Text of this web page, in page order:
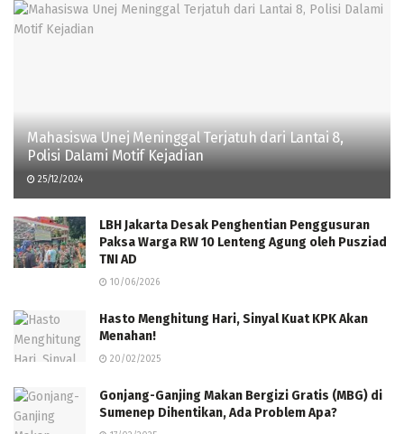
Mahasiswa Unej Meninggal Terjatuh dari Lantai 8,
Polisi Dalami Motif Kejadian
25/12/2024
LBH Jakarta Desak Penghentian Penggusuran
Paksa Warga RW 10 Lenteng Agung oleh Pusziad
TNI AD
10/06/2026
Hasto Menghitung Hari, Sinyal Kuat KPK Akan
Menahan!
20/02/2025
Gonjang-Ganjing Makan Bergizi Gratis (MBG) di
Sumenep Dihentikan, Ada Problem Apa?